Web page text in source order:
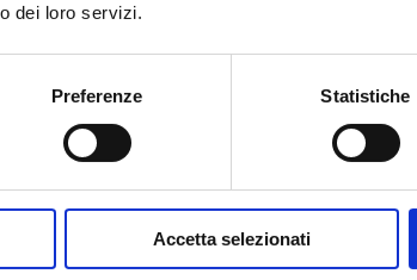
dei loro servizi.
Preferenze Statistiche
Accetta selezionati